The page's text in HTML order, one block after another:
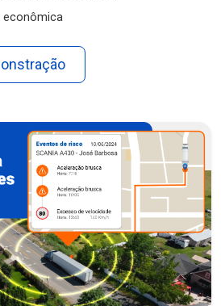
econômica